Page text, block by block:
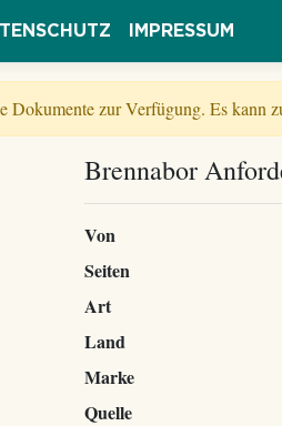
IMPRESSUM
zur Verfügung. Es kann
Brennabor
Von
Seiten
Art
Land
Marke
Quelle